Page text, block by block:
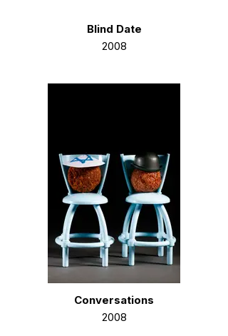
Blind Date
2008
Conversations
2008